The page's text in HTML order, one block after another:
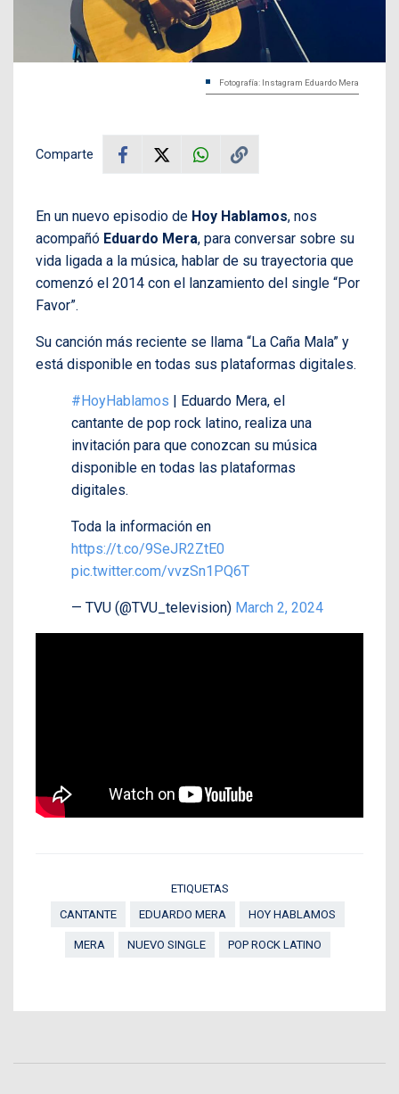
Fotografía: Instagram Eduardo Mera
Comparte
En un nuevo episodio de Hoy Hablamos, nos
acompañó Eduardo Mera, para conversar sobre su
vida ligada a la música, hablar de su trayectoria que
comenzó el 2014 con el lanzamiento del single “Por
Favor”.
Su canción más reciente se llama “La Caña Mala” y
está disponible en todas sus plataformas digitales.
#HoyHablamos | Eduardo Mera, el
cantante de pop rock latino, realiza una
invitación para que conozcan su música
disponible en todas las plataformas
digitales.
Toda la información en
https://t.co/9SeJR2ZtE0
pic.twitter.com/vvzSn1PQ6T
— TVU (@TVU_television) March 2, 2024
ETIQUETAS
CANTANTE
EDUARDO MERA HOY HABLAMOS
MERA NUEVO SINGLE POP ROCK LATINO